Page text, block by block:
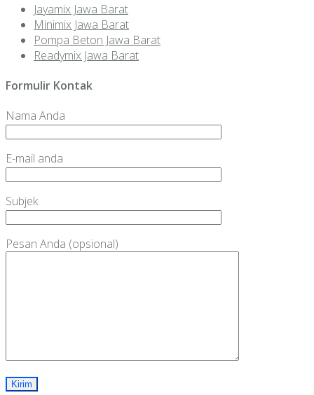
Jayamix Jawa Barat
Minimix Jawa Barat
Pompa Beton Jawa Barat
Readymix Jawa Barat
Formulir Kontak
Nama Anda
E-mail anda
Subjek
Pesan Anda (opsional)